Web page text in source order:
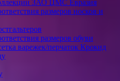
ЗАО ЦМС Евразия
размеров носков и
размеров обуви
варежек/перчаток Крокид